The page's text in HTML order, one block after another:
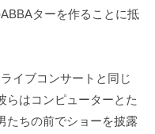
ターを作ることに抵
イブコンサートと同じ
らはコンピューターとた
たちの前でショーを披露